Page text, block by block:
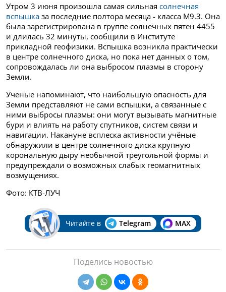
Утром 3 июня произошла самая сильная солнечная
вспышка за последние полтора месяца - класса M9.3. Она
была зарегистрирована в группе солнечных пятен 4455
и длилась 32 минуты, сообщили в Институте
прикладной геофизики. Вспышка возникла практически
в центре солнечного диска, но пока нет данных о том,
сопровождалась ли она выбросом плазмы в сторону
Земли.
Ученые напоминают, что наибольшую опасность для
Земли представляют не сами вспышки, а связанные с
ними выбросы плазмы: они могут вызывать магнитные
бури и влиять на работу спутников, систем связи и
навигации. Накануне всплеска активности учёные
обнаружили в центре солнечного диска крупную
корональную дыру необычной треугольной формы и
предупреждали о возможных слабых геомагнитных
возмущениях.
Фото: КТВ-ЛУЧ
Читайте в Telegram MAX
Поделись новостью